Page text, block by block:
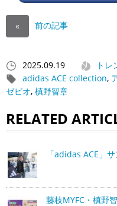
« 前の記事
2025.09.19
トレ
adidas ACE collection,
ゼビオ, 槙野智章
RELATED
「adidas ACE」
藤枝MYFC・槙野